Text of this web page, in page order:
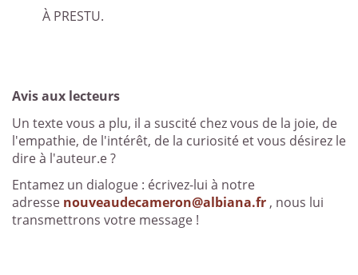
À PRESTU.
Avis aux lecteurs
Un texte vous a plu, il a suscité chez vous de la joie, de
l'empathie, de l'intérêt, de la curiosité et vous désirez le
dire à l'auteur.e ?
Entamez un dialogue : écrivez-lui à notre
adresse nouveaudecameron@albiana.fr , nous lui
transmettrons votre message !